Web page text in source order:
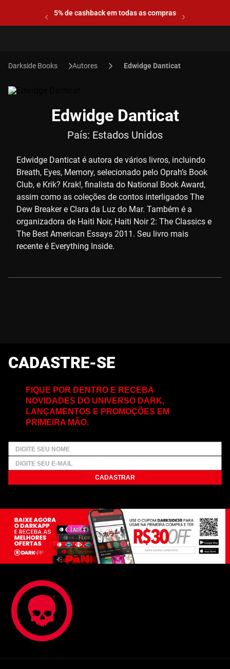
5% de cashback em todas as compras
Autores Edwidge Danticat
Edwidge Danticat
País: Estados Unidos
Edwidge Danticat é autora de vários livros, incluindo
Breath, Eyes, Memory, selecionado pelo Oprah’s Book
Club, e Krik? Krak!, finalista do National Book Award,
assim como as coleções de contos interligados The
Dew Breaker e Clara da Luz do Mar. Também é a
organizadora de Haiti Noir, Haiti Noir 2: The Classics e
The Best American Essays 2011. Seu livro mais
recente é Everything Inside.
CADASTRE-SE
FIQUE POR DENTRO E RECEBA
NOVIDADES DO UNIVERSO DARK,
LANÇAMENTOS E PROMOÇÕES EM
PRIMEIRA MÃO.
CADASTRAR